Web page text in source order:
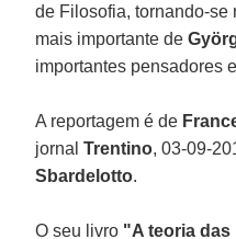
de Filosofia, tornando-se
mais importante de
importantes pensadores
A reportagem é de
jornalTrentino, 03-09-
Sbardelotto.
O seu livro "A teoria das